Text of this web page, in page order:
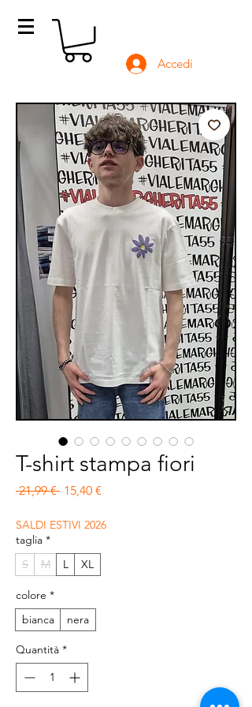
Accedi
T-shirt stampa fiori
21,99 € Prezzo regolare
15,40 €
SALDI ESTIVI 2026
taglia *
S
M L XL
colore *
bianca
nera
Quantità *